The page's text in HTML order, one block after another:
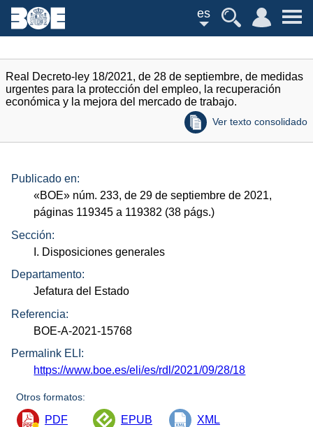
es
Real Decreto-ley 18/2021, de 28 de septiembre, de medidas
urgentes para la protección del empleo, la recuperación
económica y la mejora del mercado de trabajo.
Ver texto consolidado
Publicado en:
«BOE» núm. 233, de 29 de septiembre de 2021,
páginas 119345 a 119382 (38 págs.)
Sección:
I. Disposiciones generales
Departamento:
Jefatura del Estado
Referencia:
BOE-A-2021-15768
Permalink ELI:
https://www.boe.es/eli/es/rdl/2021/09/28/18
Otros formatos:
PDF EPUB XML